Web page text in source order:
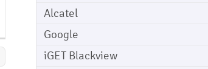
Alcatel
Google
iGET Blackview